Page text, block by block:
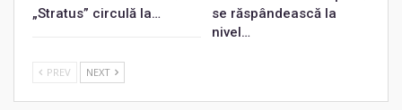
„Stratus” circulă la…
se răspândească la
nivel…
PREV NEXT